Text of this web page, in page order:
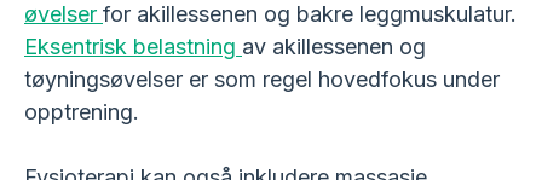
øvelser for akillessenen og bakre leggmuskulatur.
Eksentrisk belastning av akillessenen og
tøyningsøvelser er som regel hovedfokus under
opptrening.